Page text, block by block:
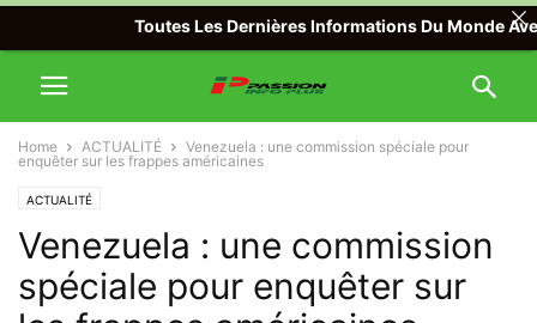
Home ACTUALITÉ
Venezuela : une commission spéciale pour
enquêter sur les frappes américaines
ACTUALITÉ
Venezuela : une commission
spéciale pour enquêter sur
Toutes Les Dernières Informations Du Monde Avec